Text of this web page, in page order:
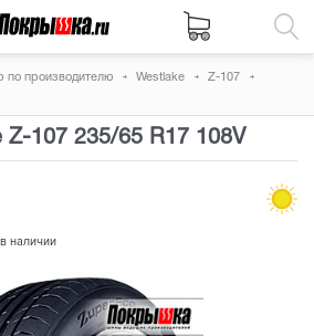
по производителю Westlake
Z-107
Z-107 235/65 R17 108V
в наличии